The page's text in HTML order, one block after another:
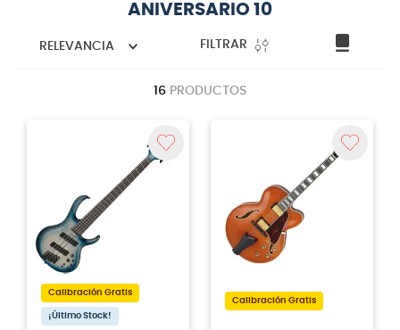
ANIVERSARIO 10
RELEVANCIA FILTRAR
16 PRODUCTOS
Calibración Gratis
¡Último Stock!
Calibración Gratis